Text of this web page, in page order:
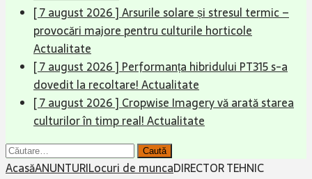
[ 7 august 2026 ]Arsurile solare și stresul termic –
provocări majore pentru culturile horticole
Actualitate
[ 7 august 2026 ] Performanța hibridului PT315 s-a
dovedit la recoltare!Actualitate
[ 7 august 2026 ] Cropwise Imagery vă arată starea
culturilor în timp real!Actualitate
Caută
după:
AcasăANUNTURILocuri de muncaDIRECTOR TEHNIC